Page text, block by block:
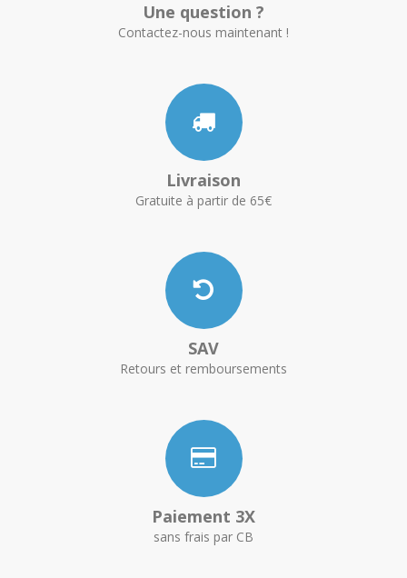
Une question ?
Contactez-nous maintenant !
Livraison
Gratuite à partir de 65€
SAV
Retours et remboursements
Paiement 3X
sans frais par CB